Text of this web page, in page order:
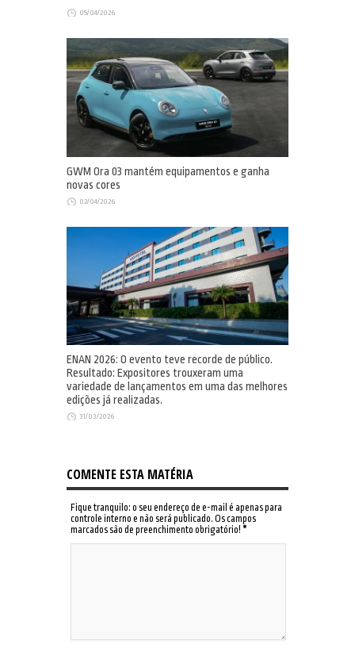
05/04/2026
GWM Ora 03 mantém equipamentos e ganha
novas cores
02/04/2026
ENAN 2026: O evento teve recorde de público.
Resultado: Expositores trouxeram uma
variedade de lançamentos em uma das melhores
edições já realizadas.
31/03/2026
COMENTE ESTA MATÉRIA
Fique tranquilo: o seu endereço de e-mail é apenas para
controle interno e não será publicado. Os campos
marcados são de preenchimento obrigatório! *